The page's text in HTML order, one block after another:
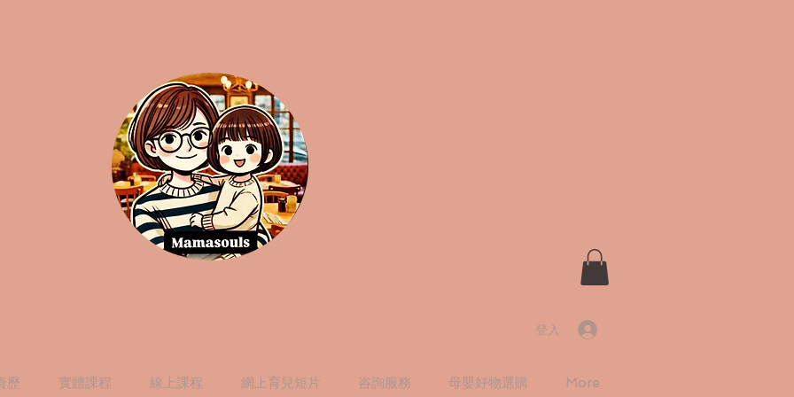
登入
歷 實體課程 線上課程 網上育兒短片 咨詢服務 母嬰好物選購 More